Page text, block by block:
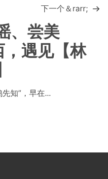
下一个＆rarr;
、尝美
遇见【林
知”，早在...